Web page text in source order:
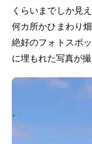
くらいまでしか見
何カ所かひまわり
絶好のフォトスポ
に埋もれた写真が撮